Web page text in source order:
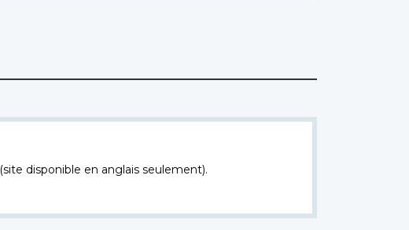
(site disponible en anglais seulement).